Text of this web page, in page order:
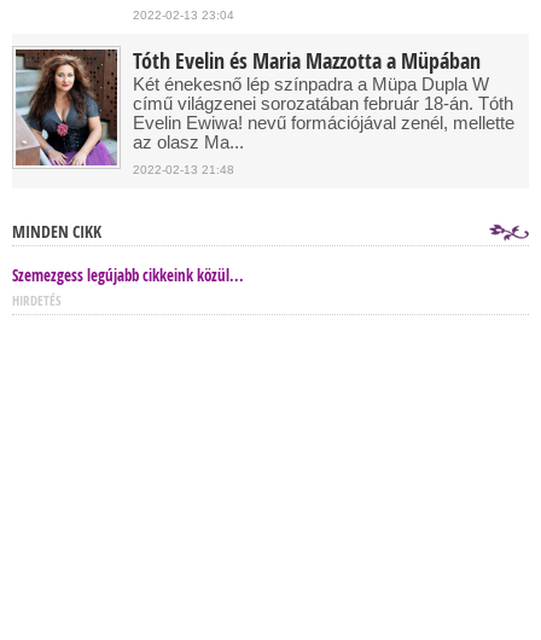
2022-02-13 23:04
Tóth Evelin és Maria Mazzotta a Müpában
Két énekesnő lép színpadra a Müpa Dupla W
című világzenei sorozatában február 18-án. Tóth
Evelin Ewiwa! nevű formációjával zenél, mellette
az olasz Ma...
2022-02-13 21:48
MINDEN CIKK
Szemezgess legújabb cikkeink közül...
HIRDETÉS